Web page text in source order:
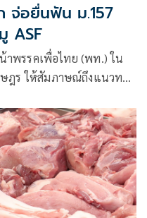
จ่อยื่นฟัน ม.157
ASF
พรรคเพื่อไทย (พท.) ใน
ฎร ให้สัมภาษณ์ถึงแนวทาง
ดำเนินการอะไรต่อหรือไม่
งเอามาปรึกษาหารือกันของ